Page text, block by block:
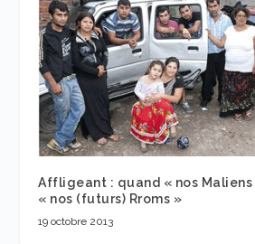
Affligeant : quand « nos Maliens
« nos (futurs) Rroms »
19 octobre 2013